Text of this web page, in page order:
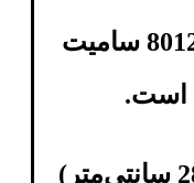
است.
)